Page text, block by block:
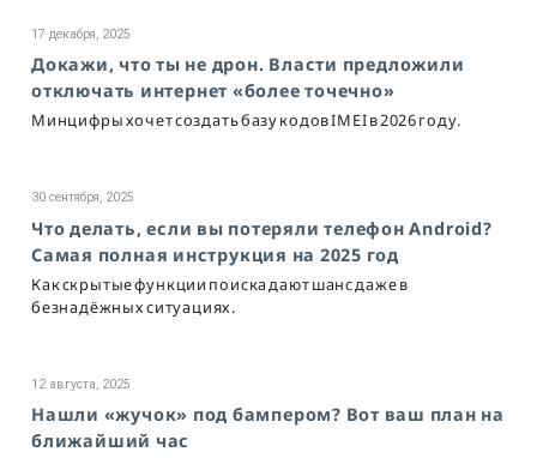
17 декабря, 2025
Докажи, что ты не дрон. Власти предложили
отключать интернет «более точечно»
Минцифры хочет создать базу кодов IMEI в 2026 году.
30 сентября, 2025
Что делать, если вы потеряли телефон Android?
Самая полная инструкция на 2025 год
Как скрытые функции поиска дают шанс даже в
безнадёжных ситуациях.
12 августа, 2025
Нашли «жучок» под бампером? Вот ваш план на
ближайший час